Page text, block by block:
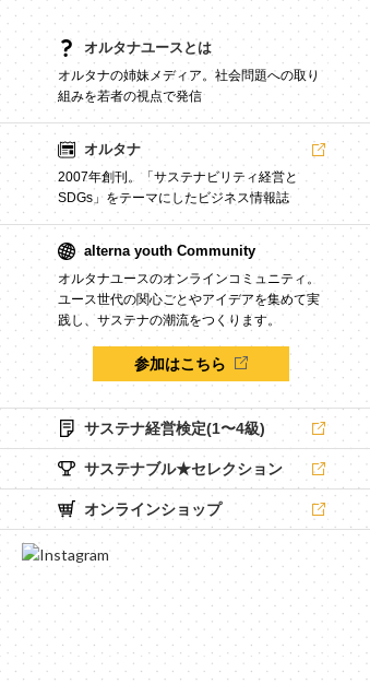
オルタナユースとは
オルタナの姉妹メディア。社会問題への取り
組みを若者の視点で発信
オルタナ
2007年創刊。「サステナビリティ経営と
SDGs」をテーマにしたビジネス情報誌
alterna youth Community
オルタナユースのオンラインコミュニティ。
ユース世代の関心ごとやアイデアを集めて実
践し、サステナの潮流をつくります。
参加はこちら
サステナ経営検定(1〜4級)
サステナブル★セレクション
オンラインショップ